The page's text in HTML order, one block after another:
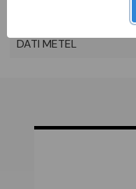
DATI METEL